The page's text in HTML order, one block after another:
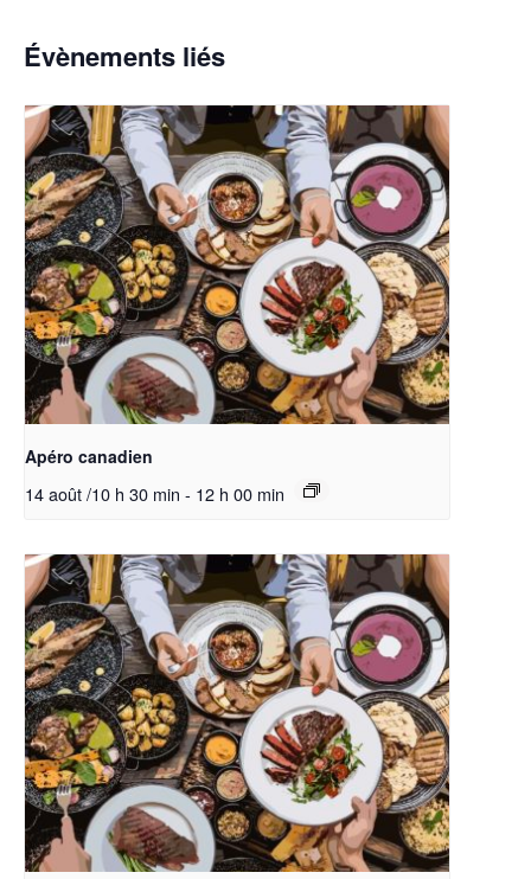
Évènements liés
Apéro canadien
14 août /10 h 30 min - 12 h 00 min